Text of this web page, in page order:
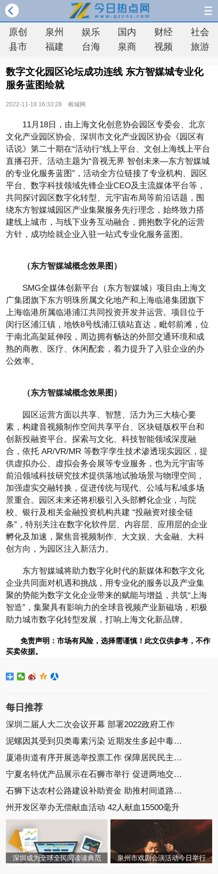
原创 泉州 娱乐 国内 财经
社会
县市
福建 台海 泉商 视频 旅游
数字文化园区论坛成功连线 东方智媒城专业化
服务蓝图绘就
2022-11-18 16:33:28 榕城网
11月18日，由上海文化创意协会园区专委会、北京
文化产业园区协会、深圳市文化产业园区协会《园区有
话说》第二十期在“活动行”线上平台、文创上海线上平台
直播召开。活动主题为“音视无界 智创未来—东方智媒城
的专业化服务蓝图”，活动全方位链接了专业机构、园区
平台、数字科技领域先锋企业CEO及主流媒体平台等，
共同探讨园区数字化转型、元宇宙布局等前沿话题，围
绕东方智媒城园区产业集聚服务先行理念，始终致力搭
建线上城市，与线下业务互动融合，拥抱数字化的运营
方针，成功绘就企业入驻一站式专业化服务蓝图。
（东方智媒城概念效果图）
SMG全媒体创新平台（东方智媒城）项目由上海文
广集团旗下东方明珠所属文化地产和上海临港集团旗下
上海临港所属临港浦江共同投资开发并运营。项目位于
闵行区浦江镇，地铁8号线浦江镇站直达，毗邻前滩，位
于南北高架延伸段，周边拥有畅达的外部交通环境和成
熟的商教、医疗、休闲配套，着力提升了入驻企业的办
公效率。
（东方智媒城概念效果图）
园区运营方面以共享、智慧、活力为三大核心要
素，构建音视频制作空间共享平台、区块链版权平台和
创新投融资平台。探索与文化、科技智能领域深度融
合，依托 AR/VR/MR 等数字孪生技术渗透现实园区，提
供虚拟办公、虚拟会务会展等专业服务，也为元宇宙等
前沿领域科技研究技术提供落地试验场景与物理空间，
加强虚实交融转换，促进传统与现代、公域与私域多场
景重合。园区未来还将积极引入头部孵化企业，与院
校、银行及相关金融投资机构共建 “投融资对接全链
条”，特别关注在数字化软件层、内容层、应用层的企业
孵化及加速，聚焦音视频制作、大文娱、大金融、大科
创方向，为园区注入新活力。
东方智媒城将助力数字化时代的新媒体和数字文化
企业共同面对机遇和挑战，用专业化的服务以及产业集
聚的势能为数字文化企业带来的赋能与增益，共筑“上海
智造”，集聚具有影响力的全球音视频产业新磁场，积极
助力城市数字化转型发展，打响上海文化新品牌。
免责声明：市场有风险，选择需谨慎！此文仅供参考，不作
买卖依据。
每日推荐
深圳二届人大二次会议开幕 部署2022政府工作
泥螺因其受到贝类毒素污染 近期发生多起中毒事件
厦港街道有序开展选举投票工作 保障居民民主选举权
宁夏名特优产品展示在石狮市举行 促进两地交流协作
石狮下达农村公路建设补助资金 助推村间道路建设
州开发区举办无偿献血活动 42人献血15500毫升
深圳成为全球全民阅读读典范 泉州市戏剧会演活动今日举行